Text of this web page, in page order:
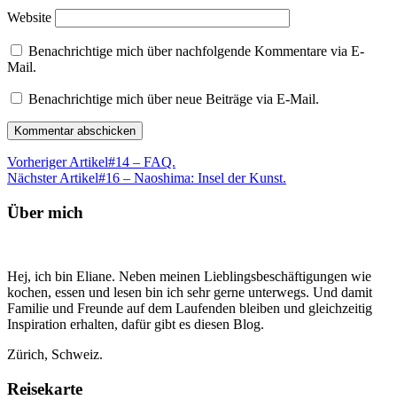
Website
Benachrichtige mich über nachfolgende Kommentare via E-
Mail.
Benachrichtige mich über neue Beiträge via E-Mail.
Vorheriger Artikel#14 – FAQ.
Nächster Artikel#16 – Naoshima: Insel der Kunst.
Über mich
Hej, ich bin Eliane. Neben meinen Lieblingsbeschäftigungen wie
kochen, essen und lesen bin ich sehr gerne unterwegs. Und damit
Familie und Freunde auf dem Laufenden bleiben und gleichzeitig
Inspiration erhalten, dafür gibt es diesen Blog.
Zürich, Schweiz.
Reisekarte